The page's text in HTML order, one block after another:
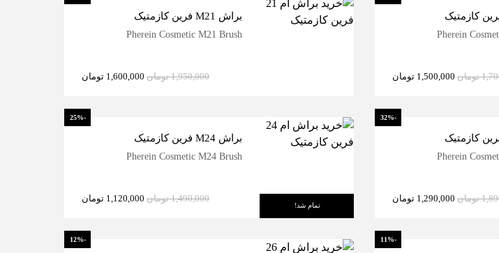
Pherein
تومان 1,500,000 تومان
براش M21 فرین کازمتیک
Pherein Cosmetic M21 Brush
1,950,000 تومان 1,600,000 تومان
-32%
Pherein
تومان 1,290,000 تومان
-25%
تمام شد!
براش M24 فرین کازمتیک
Pherein Cosmetic M24 Brush
1,490,000 تومان 1,120,000 تومان
-11%
-12%